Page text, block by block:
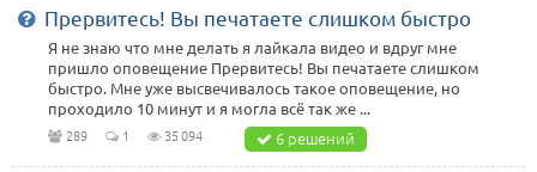
Прервитесь! Вы печатаете слишком быстро
Я не знаю что мне делать я лайкала видео и вдруг мне
пришло оповещение Прервитесь! Вы печатаете слишком
быстро. Мне уже высвечивалось такое оповещение, но
проходило 10 минут и я могла всё так же ...
289 1 35 094 6 решений